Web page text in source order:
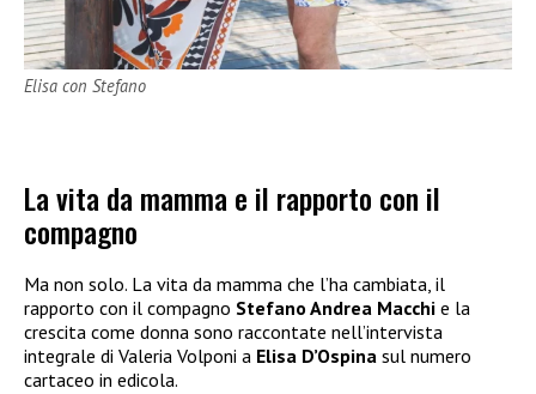
Elisa con Stefano
La vita da mamma e il rapporto con il
compagno
Ma non solo. La vita da mamma che l’ha cambiata, il
rapporto con il compagno Stefano Andrea Macchi e la
crescita come donna sono raccontate nell’intervista
integrale di Valeria Volponi a Elisa D’Ospina sul numero
cartaceo in edicola.